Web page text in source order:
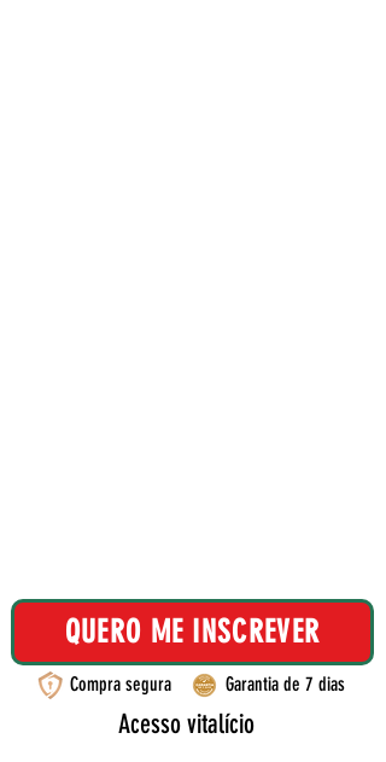
QUERO ME INSCREVER
Compra segura Garantia de 7 dias
Acesso vitalício